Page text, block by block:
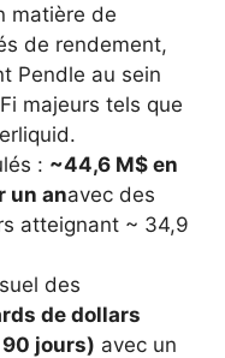
matière de
de rendement,
Pendle au sein
majeurs tels que
: ~44,6 M$ en
un anavec des
atteignant ~ 34,9
des
de dollars
jours) avec un